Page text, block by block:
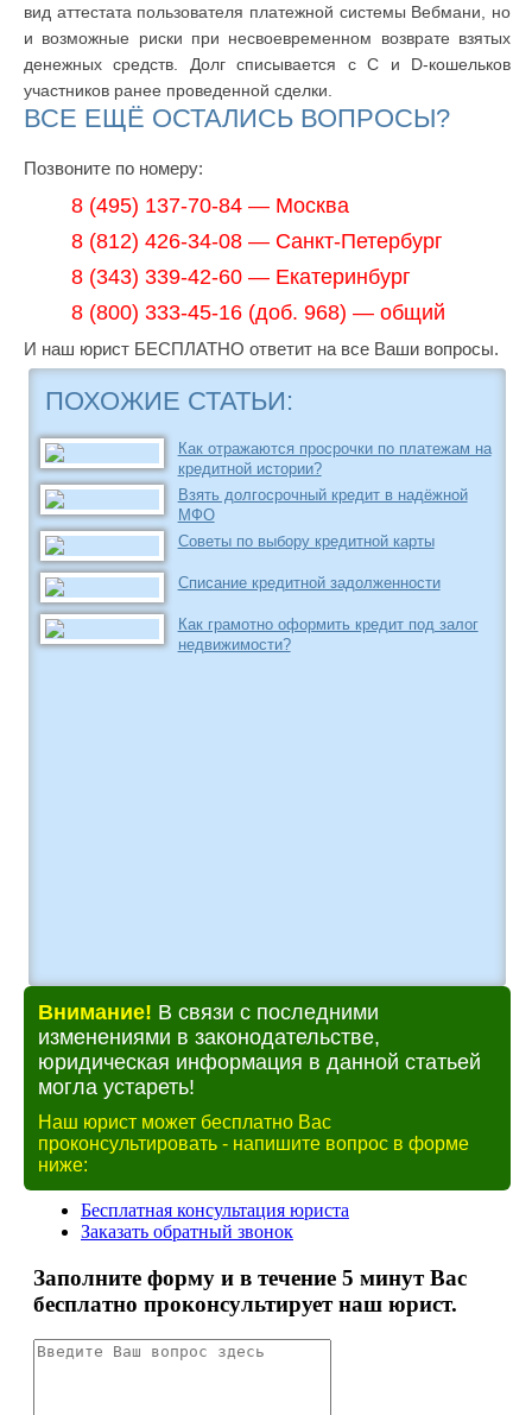
вид аттестата пользователя платежной системы Вебмани, но
и возможные риски при несвоевременном возврате взятых
денежных средств. Долг списывается с C и D-кошельков
участников ранее проведенной сделки.
ВСЕ ЕЩЁ ОСТАЛИСЬ ВОПРОСЫ?
Позвоните по номеру:
8 (495) 137-70-84 — Москва
8 (812) 426-34-08 — Санкт-Петербург
8 (343) 339-42-60 — Екатеринбург
8 (800) 333-45-16 (доб. 968) — общий
И наш юрист БЕСПЛАТНО ответит на все Ваши вопросы.
ПОХОЖИЕ СТАТЬИ:
Как отражаются просрочки по платежам на
кредитной истории?
Взять долгосрочный кредит в надёжной
МФО
Советы по выбору кредитной карты
Списание кредитной задолженности
Как грамотно оформить кредит под залог
недвижимости?
Внимание! В связи с последними
изменениями в законодательстве,
юридическая информация в данной статьей
могла устареть!
Наш юрист может бесплатно Вас
проконсультировать - напишите вопрос в форме
ниже: